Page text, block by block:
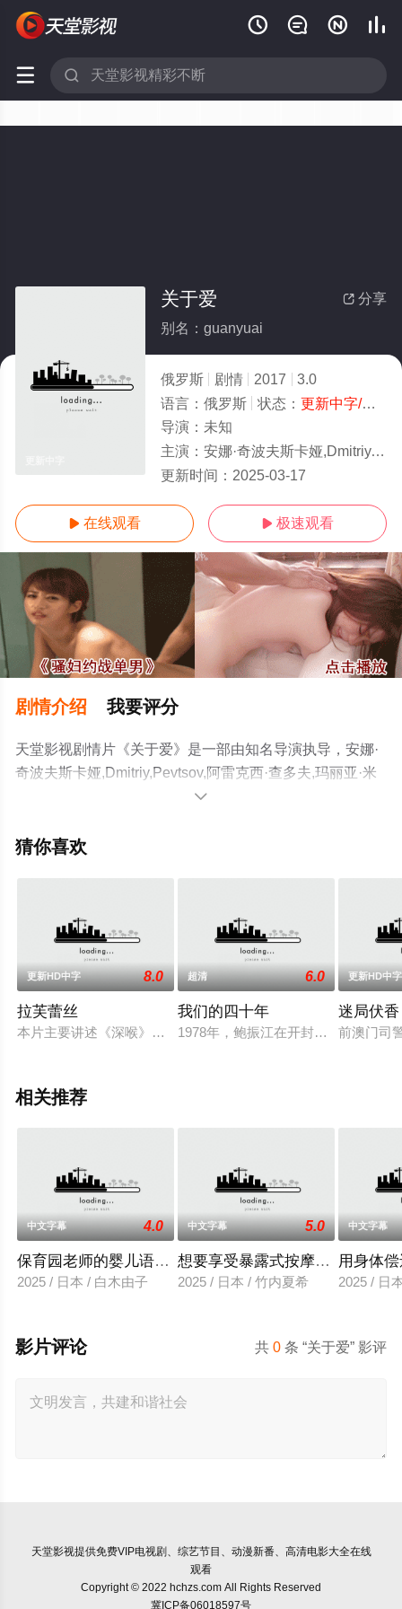
   
 
 分享
关于爱
别名：guanyuai
俄罗斯 剧情 2017
3.0
语言： 俄罗斯 状态： 更新中字/高清
导演： 未知
主演： 安娜·奇波夫斯卡娅,Dmitriy,Pevtsov,阿雷克西·查多夫,玛丽亚·米罗诺娃,Aleksandr,Lykov,
更新时间： 2025-03-17
 在线观看  极速观看
剧情介绍 我要评分
天堂影视剧情片《关于爱》是一部由知名导演执导，安娜·
奇波夫斯卡娅,Dmitriy,Pevtsov,阿雷克西·查多夫,玛丽亚·米
罗诺娃,Aleksandr,Lykov,等演员精彩演绎的俄罗斯电影，手
更多相关信息可移步至豆瓣电影、电视猫或剧情网等平台

猜你喜欢
更新HD中字 8.0
拉芙蕾丝
本片主要讲述《深喉》女主角Linda Lovelace在拍摄《深喉》前
超清 6.0
我们的四十年
1978年，鲍振江在开封市戏曲学校
更新HD中字
迷局伏香
前澳门司
相关推荐
中文字幕 4.0
保育园老师的婴儿语让人超兴奋
2025 / 日本 / 白木由子
中文字幕 5.0
想要享受暴露式按摩的已婚女子
2025 / 日本 / 竹内夏希
中文字幕
用身体
2025 / 日
共0 条 “关于爱” 影评
影片评论
天堂影视提供免费VIP电视剧、综艺节目、动漫新番、高清电影大全在线
观看
Copyright © 2022 hchzs.com All Rights Reserved
冀ICP备06018597号